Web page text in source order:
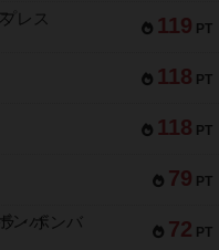
119 PT
レス
118 PT
118 PT
79 PT
72 PT
・ボンバ